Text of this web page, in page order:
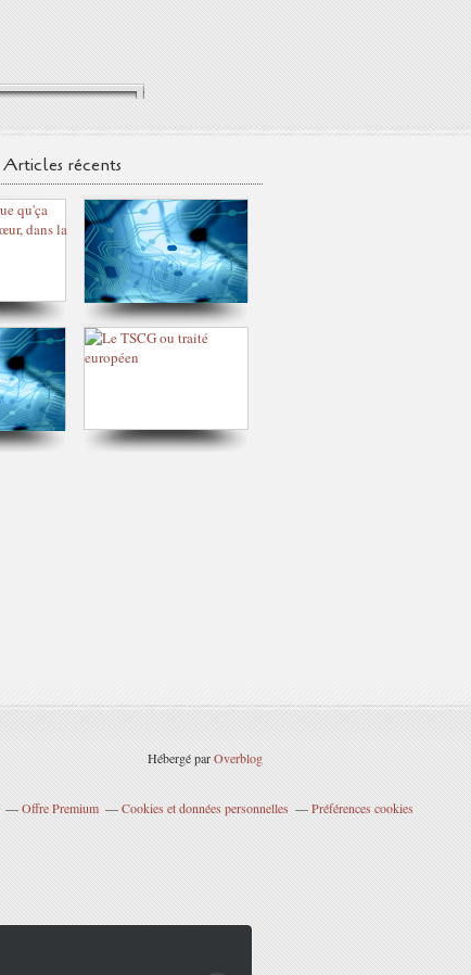
Articles récents
Hébergé parOverblog
Offre Premium Cookies et données personnelles Préférences cookies